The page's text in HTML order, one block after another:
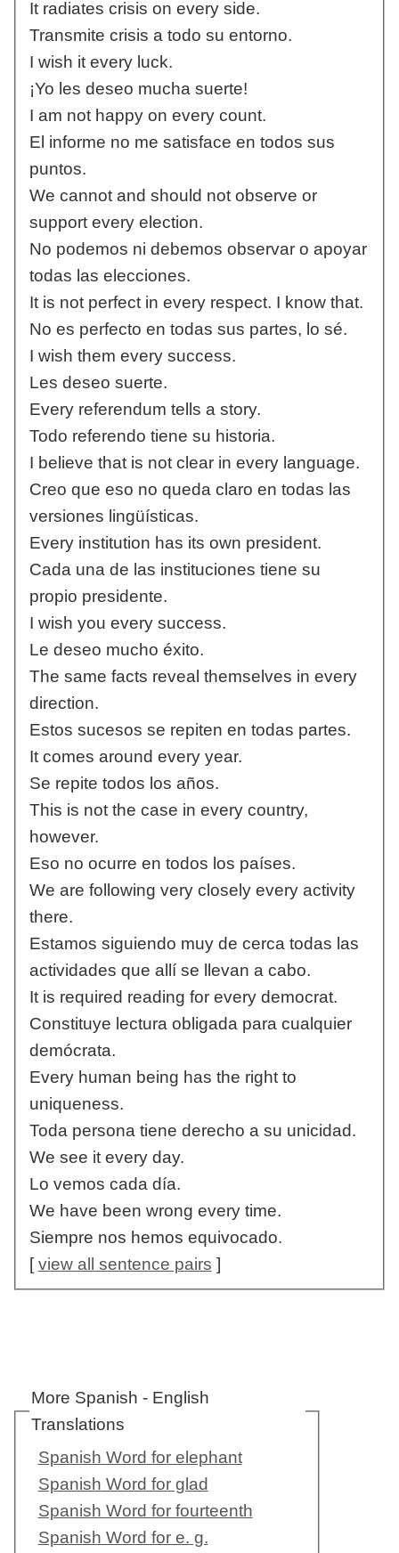
It radiates crisis on every side.
Transmite crisis a todo su entorno.
I wish it every luck.
¡Yo les deseo mucha suerte!
I am not happy on every count.
El informe no me satisface en todos sus
puntos.
We cannot and should not observe or
support every election.
No podemos ni debemos observar o apoyar
todas las elecciones.
It is not perfect in every respect. I know that.
No es perfecto en todas sus partes, lo sé.
I wish them every success.
Les deseo suerte.
Every referendum tells a story.
Todo referendo tiene su historia.
I believe that is not clear in every language.
Creo que eso no queda claro en todas las
versiones lingüísticas.
Every institution has its own president.
Cada una de las instituciones tiene su
propio presidente.
I wish you every success.
Le deseo mucho éxito.
The same facts reveal themselves in every
direction.
Estos sucesos se repiten en todas partes.
It comes around every year.
Se repite todos los años.
This is not the case in every country,
however.
Eso no ocurre en todos los países.
We are following very closely every activity
there.
Estamos siguiendo muy de cerca todas las
actividades que allí se llevan a cabo.
It is required reading for every democrat.
Constituye lectura obligada para cualquier
demócrata.
Every human being has the right to
uniqueness.
Toda persona tiene derecho a su unicidad.
We see it every day.
Lo vemos cada día.
We have been wrong every time.
Siempre nos hemos equivocado.
[view all sentence pairs ]
More Spanish - English
Translations
Spanish Word for elephant
Spanish Word for glad
Spanish Word for fourteenth
Spanish Word for e. g.